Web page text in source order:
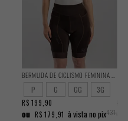
BERMUDA DE CICLISMO FEMININA TRAINING MARROM 2025
P G GG 3G
R$
431,90
R$ 199,90
ou R$ 179,91 à vista no pix